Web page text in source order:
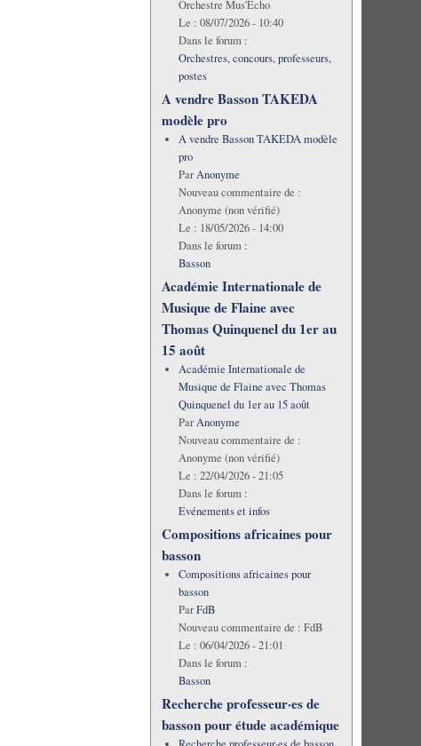
Orchestre Mus'Echo
Le : 08/07/2026 - 10:40
Dans le forum :
Orchestres, concours, professeurs,
postes
A vendre Basson TAKEDA
modèle pro
A vendre Basson TAKEDA modèle
pro
ParAnonyme
Nouveau commentaire de :
Anonyme (non vérifié)
Le : 18/05/2026 - 14:00
Dans le forum :
Basson
Académie Internationale de
Musique de Flaine avec
Thomas Quinquenel du 1er au
15 août
Académie Internationale de
Musique de Flaine avec Thomas
Quinquenel du 1er au 15 août
ParAnonyme
Nouveau commentaire de :
Anonyme (non vérifié)
Le : 22/04/2026 - 21:05
Dans le forum :
Evénements et infos
Compositions africaines pour
basson
Compositions africaines pour
basson
ParFdB
Nouveau commentaire de : FdB
Le : 06/04/2026 - 21:01
Dans le forum :
Basson
Recherche professeur·es de
basson pour étude académique